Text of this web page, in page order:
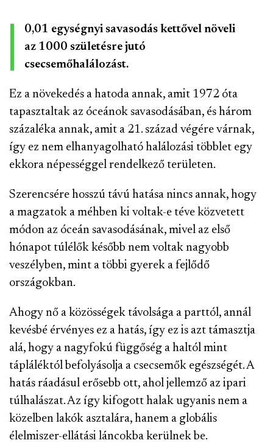
0,01 egységnyi savasodás kettővel növeli
az 1000 születésre jutó
csecsemőhalálozást.
Ez a növekedés a hatoda annak, amit 1972 óta
tapasztaltak az óceánok savasodásában, és három
százaléka annak, amit a 21. század végére várnak,
így ez nem elhanyagolható halálozási többlet egy
ekkora népességgel rendelkező területen.
Szerencsére hosszú távú hatása nincs annak, hogy
a magzatok a méhben ki voltak-e téve közvetett
módon az óceán savasodásának, mivel az első
hónapot túlélők később nem voltak nagyobb
veszélyben, mint a többi gyerek a fejlődő
országokban.
Ahogy nő a közösségek távolsága a parttól, annál
kevésbé érvényes ez a hatás, így ez is azt támasztja
alá, hogy a nagyfokú függőség a haltól mint
tápláléktól befolyásolja a csecsemők egészségét. A
hatás ráadásul erősebb ott, ahol jellemző az ipari
túlhalászat. Az így kifogott halak ugyanis nem a
közelben lakók asztalára, hanem a globális
élelmiszer-ellátási láncokba kerülnek be.